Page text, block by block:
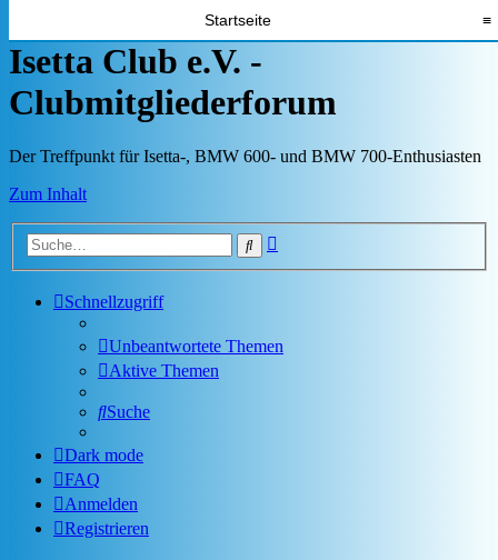
Startseite ≡
Isetta Club e.V. -
Clubmitgliederforum
Der Treffpunkt für Isetta-, BMW 600- und BMW 700-Enthusiasten
Zum Inhalt
Suche
Schnellzugriff
Unbeantwortete Themen
Aktive Themen
Suche
Dark mode
FAQ
Anmelden
Registrieren